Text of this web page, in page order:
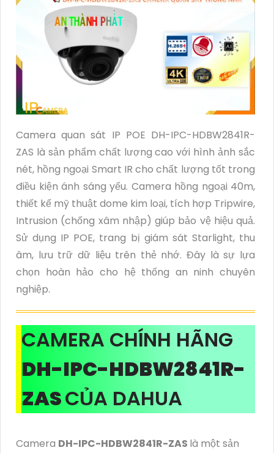
Camera quan sát IP POE DH-IPC-HDBW2841R-
ZAS là sản phẩm chất lượng cao với hình ảnh sắc
nét, hồng ngoại Smart IR cho chất lượng tốt trong
điều kiện ánh sáng yếu. Camera hồng ngoại 40m,
thiết kế mỹ thuật dome kim loại, tích hợp Tripwire,
Intrusion (chống xâm nhập) giúp bảo vệ hiệu quả.
Sử dụng IP POE, trang bị giám sát Starlight, thu
âm, lưu trữ dữ liệu trên thẻ nhớ. Đây là sự lựa
chọn hoàn hảo cho hệ thống an ninh chuyên
nghiệp.
CAMERA CHÍNH HÃNG
DH-IPC-HDBW2841R-
ZASCỦA DAHUA
Camera DH-IPC-HDBW2841R-ZAS là một sản